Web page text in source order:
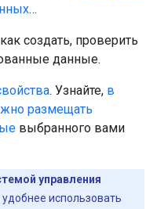
…
создать, проверить
данные.
. Узнайте, в
размещать
выбранного вами
управления
использовать